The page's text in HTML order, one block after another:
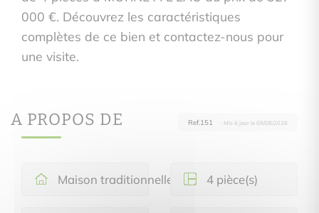
000 €. Découvrez les caractéristiques
complètes de ce bien et contactez-nous pour
une visite.
A PROPOS DE Ref.151 · Mis à jour le 09/08/2026
Maison traditionnelle 4 pièce(s)